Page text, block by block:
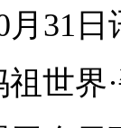
月31
世界